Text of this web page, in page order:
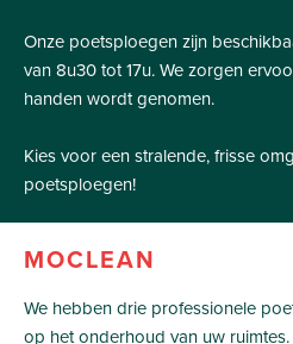
Onze poetsploegen zijn
van 8u30 tot 17u. We zorgen
handen wordt genomen.
Kies voor een stralende, frisse
poetsploegen!
MOCLEAN
We hebben drie professionele
op het onderhoud van uw